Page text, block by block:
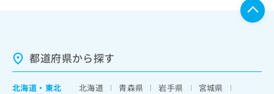
都道府県から探す
北海道 ・ 東北 北海道 青森県 岩手県
宮城県